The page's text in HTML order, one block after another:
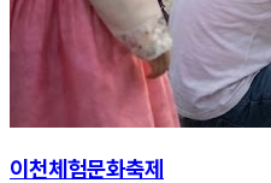
이천체험문화축제